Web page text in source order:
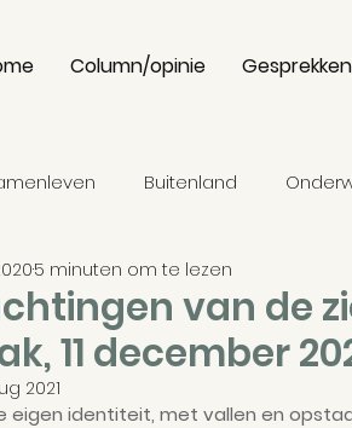
Column/opinie
Buitenland
Binnenland
van de
11 december
5 minuten om te lezen
2021
eigen identiteit, met vallen en